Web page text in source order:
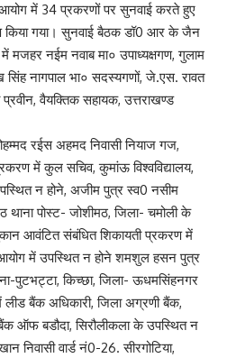
में 34 प्रकरणों पर सुनवाई करते हुए
किया गया। सुनवाई बैठक डॉ0 आर के जैन
मजहर नईम नवाब मा० उपाध्यक्षगण, गुलाम
नागपाल भा० सदस्यगणों, जे.एस. रावत
वैयक्तिक सहायक, उत्तराखण्ड
रईस अहमद निवासी नियाज गज,
में कुल सचिव, कुमांऊ विश्वविद्यालय,
न होने, अजीम पुत्र स्व0 नसीम
थाना पोस्ट- जोशीमठ, जिला- चमोली के
आवंटित संबंधित शिकायती प्रकरण में
आयोग में उपस्थित न होने शमशुल हसन पुत्र
पुटभट्टा, किच्छा, जिला- ऊधमसिंहनगर
बैंक अधिकारी, जिला अग्रणी बैंक,
ऑफ बडौदा, सिरौलीकला के उपस्थित न
निवासी वार्ड नं0-26. सीरगोटिया,